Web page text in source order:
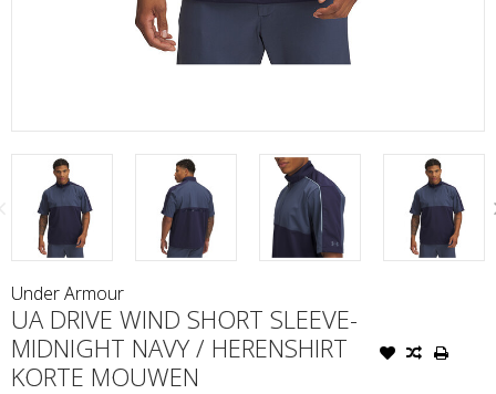
Under Armour
UA DRIVE WIND SHORT SLEEVE-
MIDNIGHT NAVY / HERENSHIRT
KORTE MOUWEN